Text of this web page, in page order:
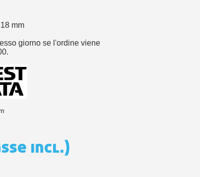
di sconto
mm
giorno se l'ordine viene
incl.)